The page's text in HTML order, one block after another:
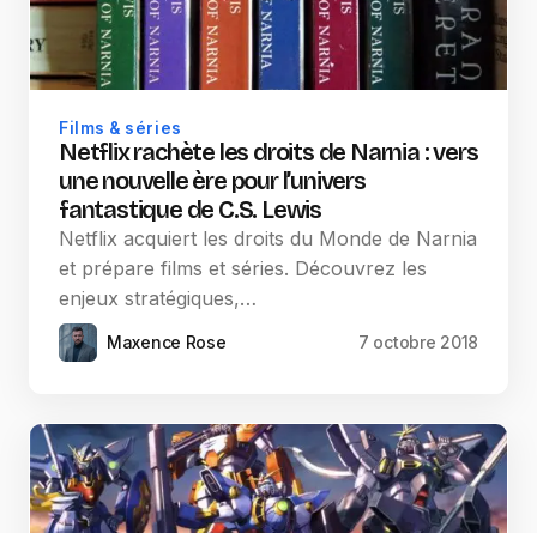
Films & séries
Netflix rachète les droits de Narnia : vers
une nouvelle ère pour l’univers
fantastique de C.S. Lewis
Netflix acquiert les droits du Monde de Narnia
et prépare films et séries. Découvrez les
enjeux stratégiques,…
Maxence Rose 7 octobre 2018